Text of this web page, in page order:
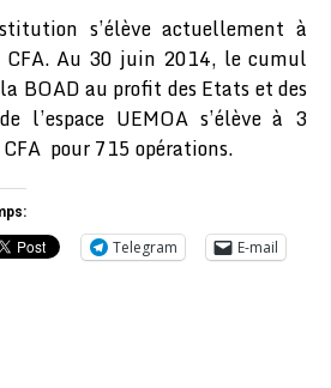
s’élève actuellement à
Au 30 juin 2014, le cumul
BOAD au profit des Etats et des
l’espace UEMOA s’élève à 3
pour 715 opérations.
Telegram
E-mail